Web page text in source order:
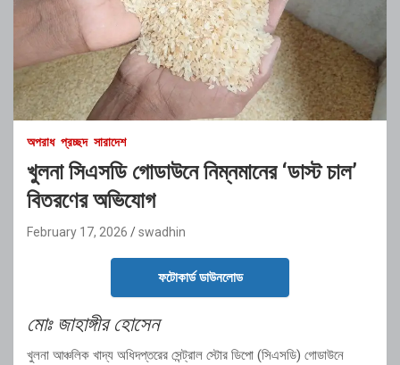
অপরাধ প্রচ্ছদ সারাদেশ
খুলনা সিএসডি গোডাউনে নিম্নমানের ‘ডাস্ট চাল’
বিতরণের অভিযোগ
February 17, 2026 swadhin
ফটোকার্ড ডাউনলোড
মোঃ জাহাঙ্গীর হোসেন
খুলনা আঞ্চলিক খাদ্য অধিদপ্তরের সেন্ট্রাল স্টোর ডিপো (সিএসডি) গোডাউনে